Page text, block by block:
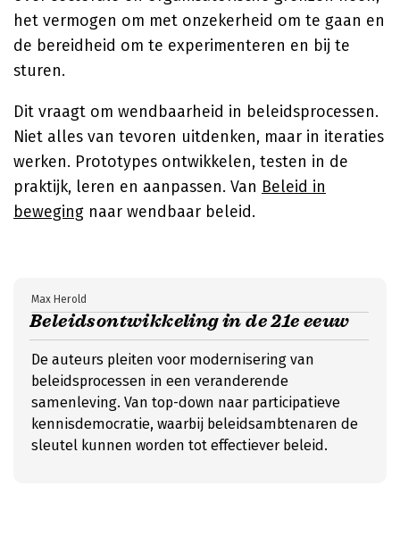
het vermogen om met onzekerheid om te gaan en
de bereidheid om te experimenteren en bij te
sturen.
Dit vraagt om wendbaarheid in beleidsprocessen.
Niet alles van tevoren uitdenken, maar in iteraties
werken. Prototypes ontwikkelen, testen in de
praktijk, leren en aanpassen. Van Beleid in
beweging naar wendbaar beleid.
Beleidsontwikkeling in de 21e eeuw
Max Herold
De auteurs pleiten voor modernisering van
beleidsprocessen in een veranderende
samenleving. Van top-down naar participatieve
kennisdemocratie, waarbij beleidsambtenaren de
sleutel kunnen worden tot effectiever beleid.